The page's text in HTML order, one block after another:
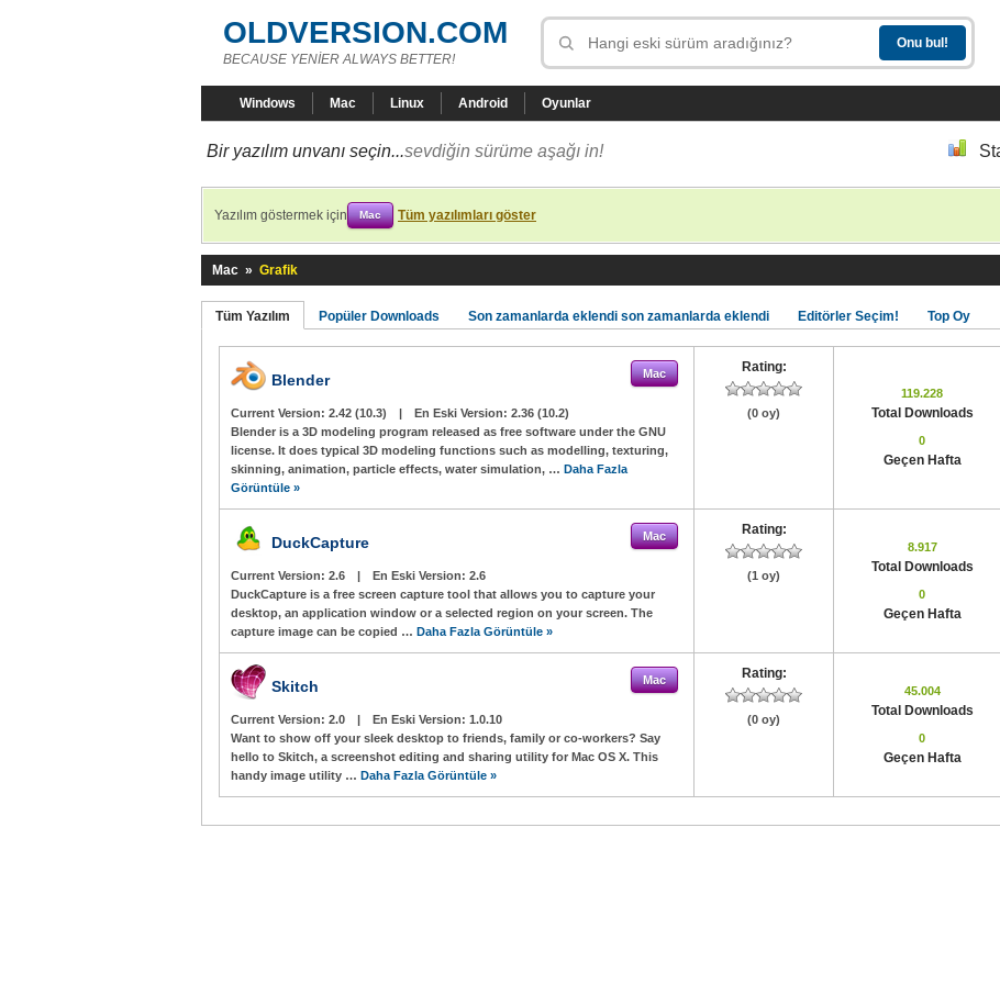
OLDVERSION.COM
BECAUSE YENİER ALWAYS BETTER!
Windows Mac Linux Android Oyunlar
Bir yazılım unvanı seçin...sevdiğin sürüme aşağı in!
Yazılım göstermek için Mac Tüm yazılımları göster
Mac » Grafik
Tüm Yazılım Popüler Downloads Son zamanlarda eklendi son zamanlarda eklendi Editörler Seçim! Top Oy
Blender Mac
Current Version: 2.42 (10.3) | En Eski Version: 2.36 (10.2)
Blender is a 3D modeling program released as free software under the GNU
license. It does typical 3D modeling functions such as modelling, texturing,
skinning, animation, particle effects, water simulation, … Daha Fazla
Görüntüle »
Rating:
(0 oy)
119.228
Total Downloads
0
Geçen Hafta
DuckCapture Mac
Current Version: 2.6 | En Eski Version: 2.6
DuckCapture is a free screen capture tool that allows you to capture your
desktop, an application window or a selected region on your screen. The
capture image can be copied … Daha Fazla Görüntüle »
Rating:
(1 oy)
8.917
Total Downloads
0
Geçen Hafta
Skitch Mac
Current Version: 2.0 | En Eski Version: 1.0.10
Want to show off your sleek desktop to friends, family or co-workers? Say
hello to Skitch, a screenshot editing and sharing utility for Mac OS X. This
handy image utility … Daha Fazla Görüntüle »
Rating:
(0 oy)
45.004
Total Downloads
0
Geçen Hafta